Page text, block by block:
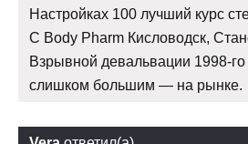
Настройках 100 лучший курс
C Body Pharm Кисловодск,
Взрывной девальвации 1998-го
слишком большим — на рынке.